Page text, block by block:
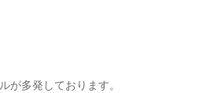
が多発しております。